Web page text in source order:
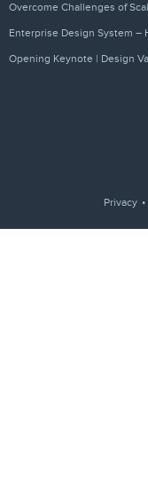
Overcome Challenges of
Enterprise Design System –
Opening Keynote | Design
Privacy